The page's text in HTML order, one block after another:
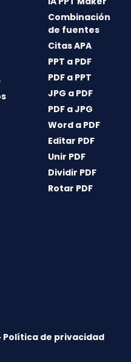
Combinación
de fuentes
Citas APA
PPT a PDF
PDF a PPT
JPG a PDF
PDF a JPG
Word a PDF
Editar PDF
Unir PDF
Dividir PDF
Rotar PDF
· Política de privacidad